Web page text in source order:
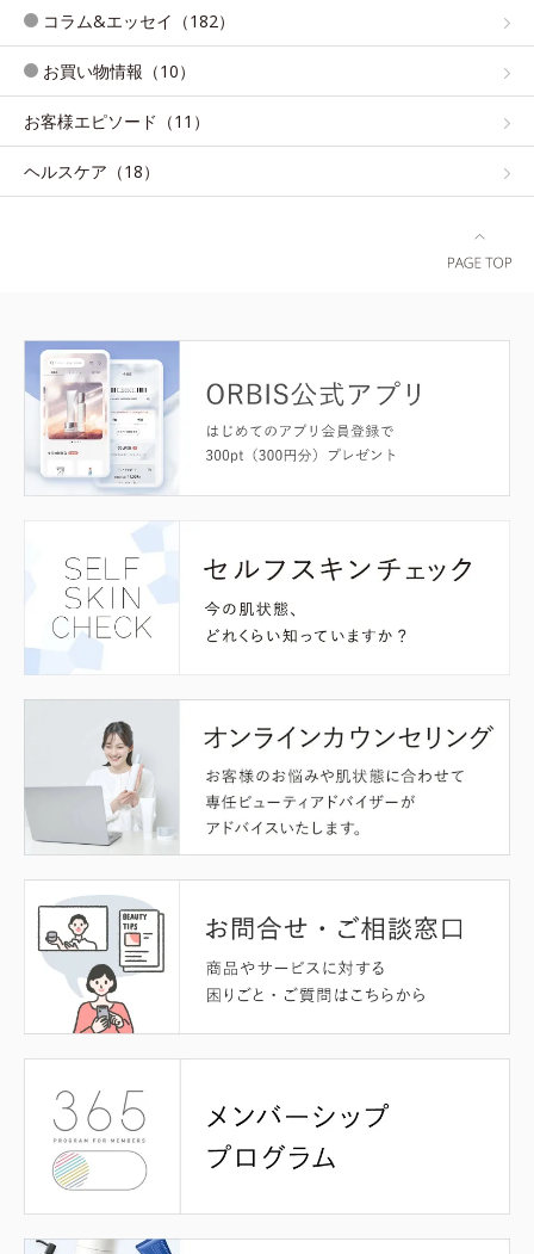
コラム&エッセイ（182）
お買い物情報（10）
お客様エピソード（11）
ヘルスケア（18）